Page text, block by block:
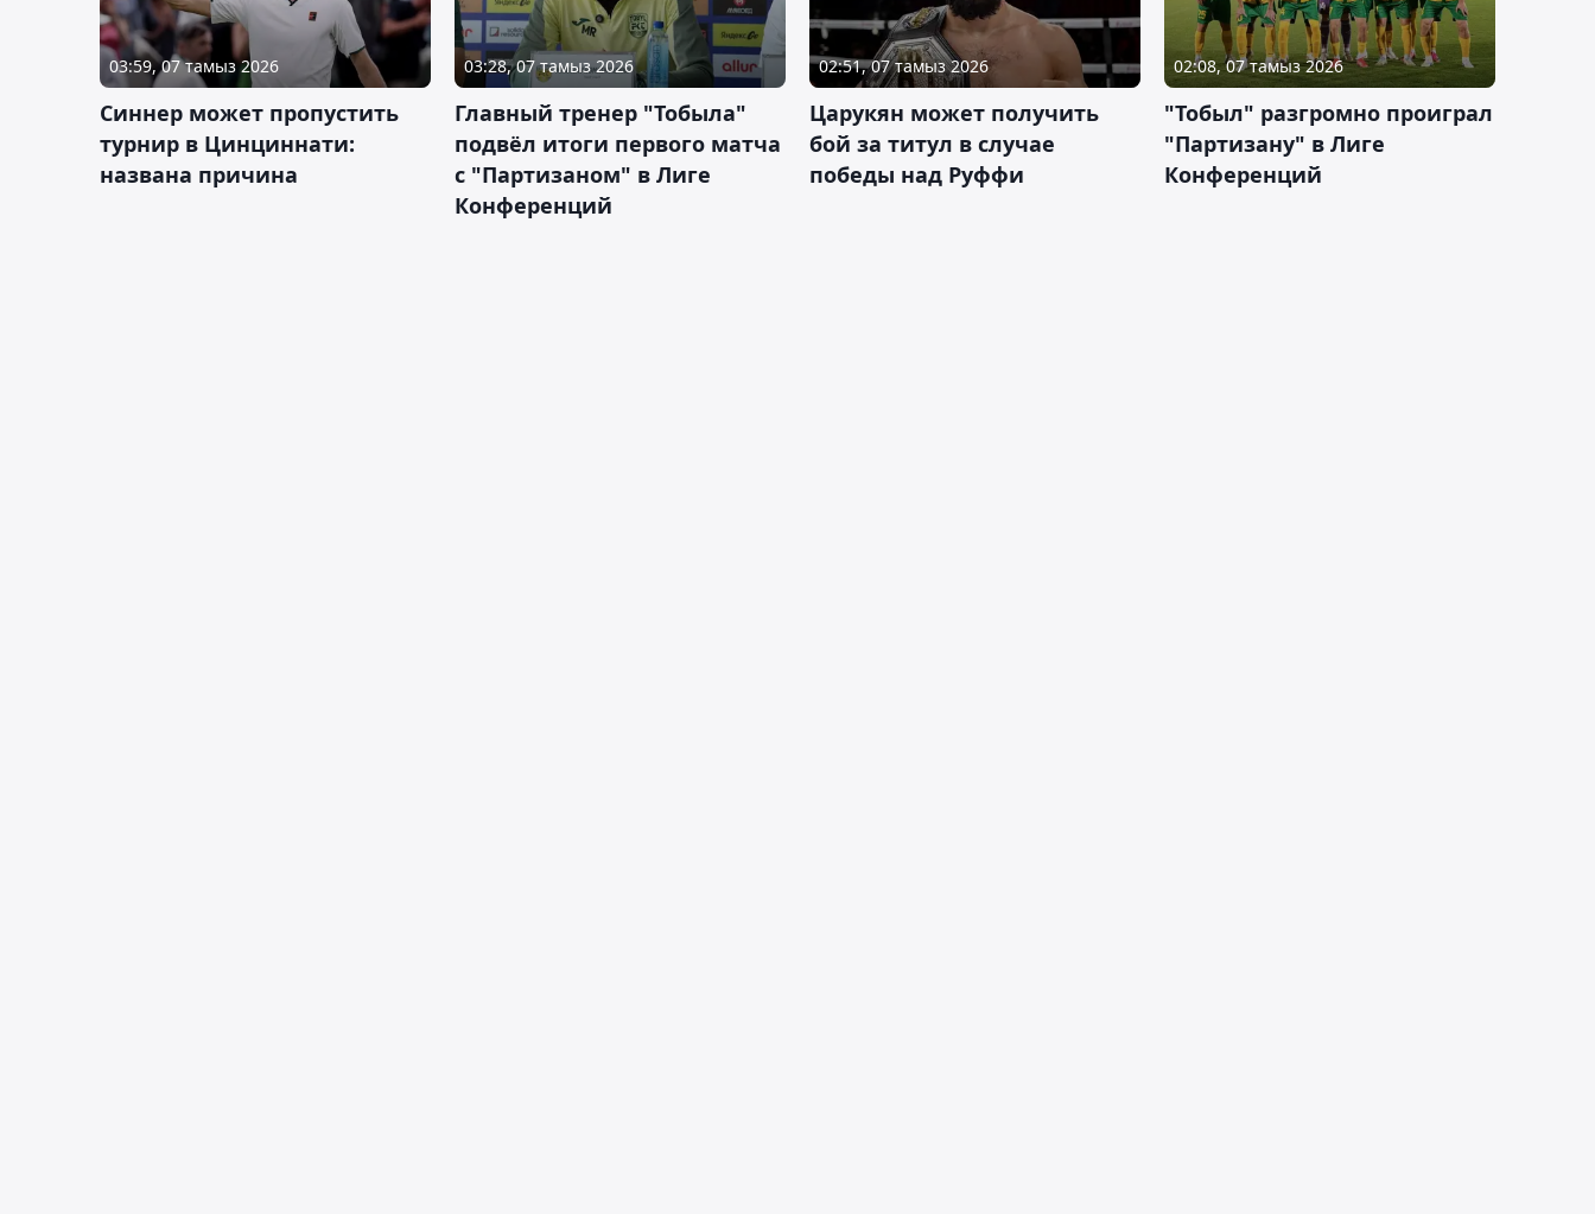
03:59, 07 тамыз 2026
Синнер может пропустить
турнир в Цинциннати:
названа причина
03:28, 07 тамыз 2026
Главный тренер "Тобыла"
подвёл итоги первого матча
с "Партизаном" в Лиге
Конференций
02:51, 07 тамыз 2026
Царукян может получить
бой за титул в случае
победы над Руффи
02:08, 07 тамыз 2026
"Тобыл" разгромно проиграл
"Партизану" в Лиге
Конференций